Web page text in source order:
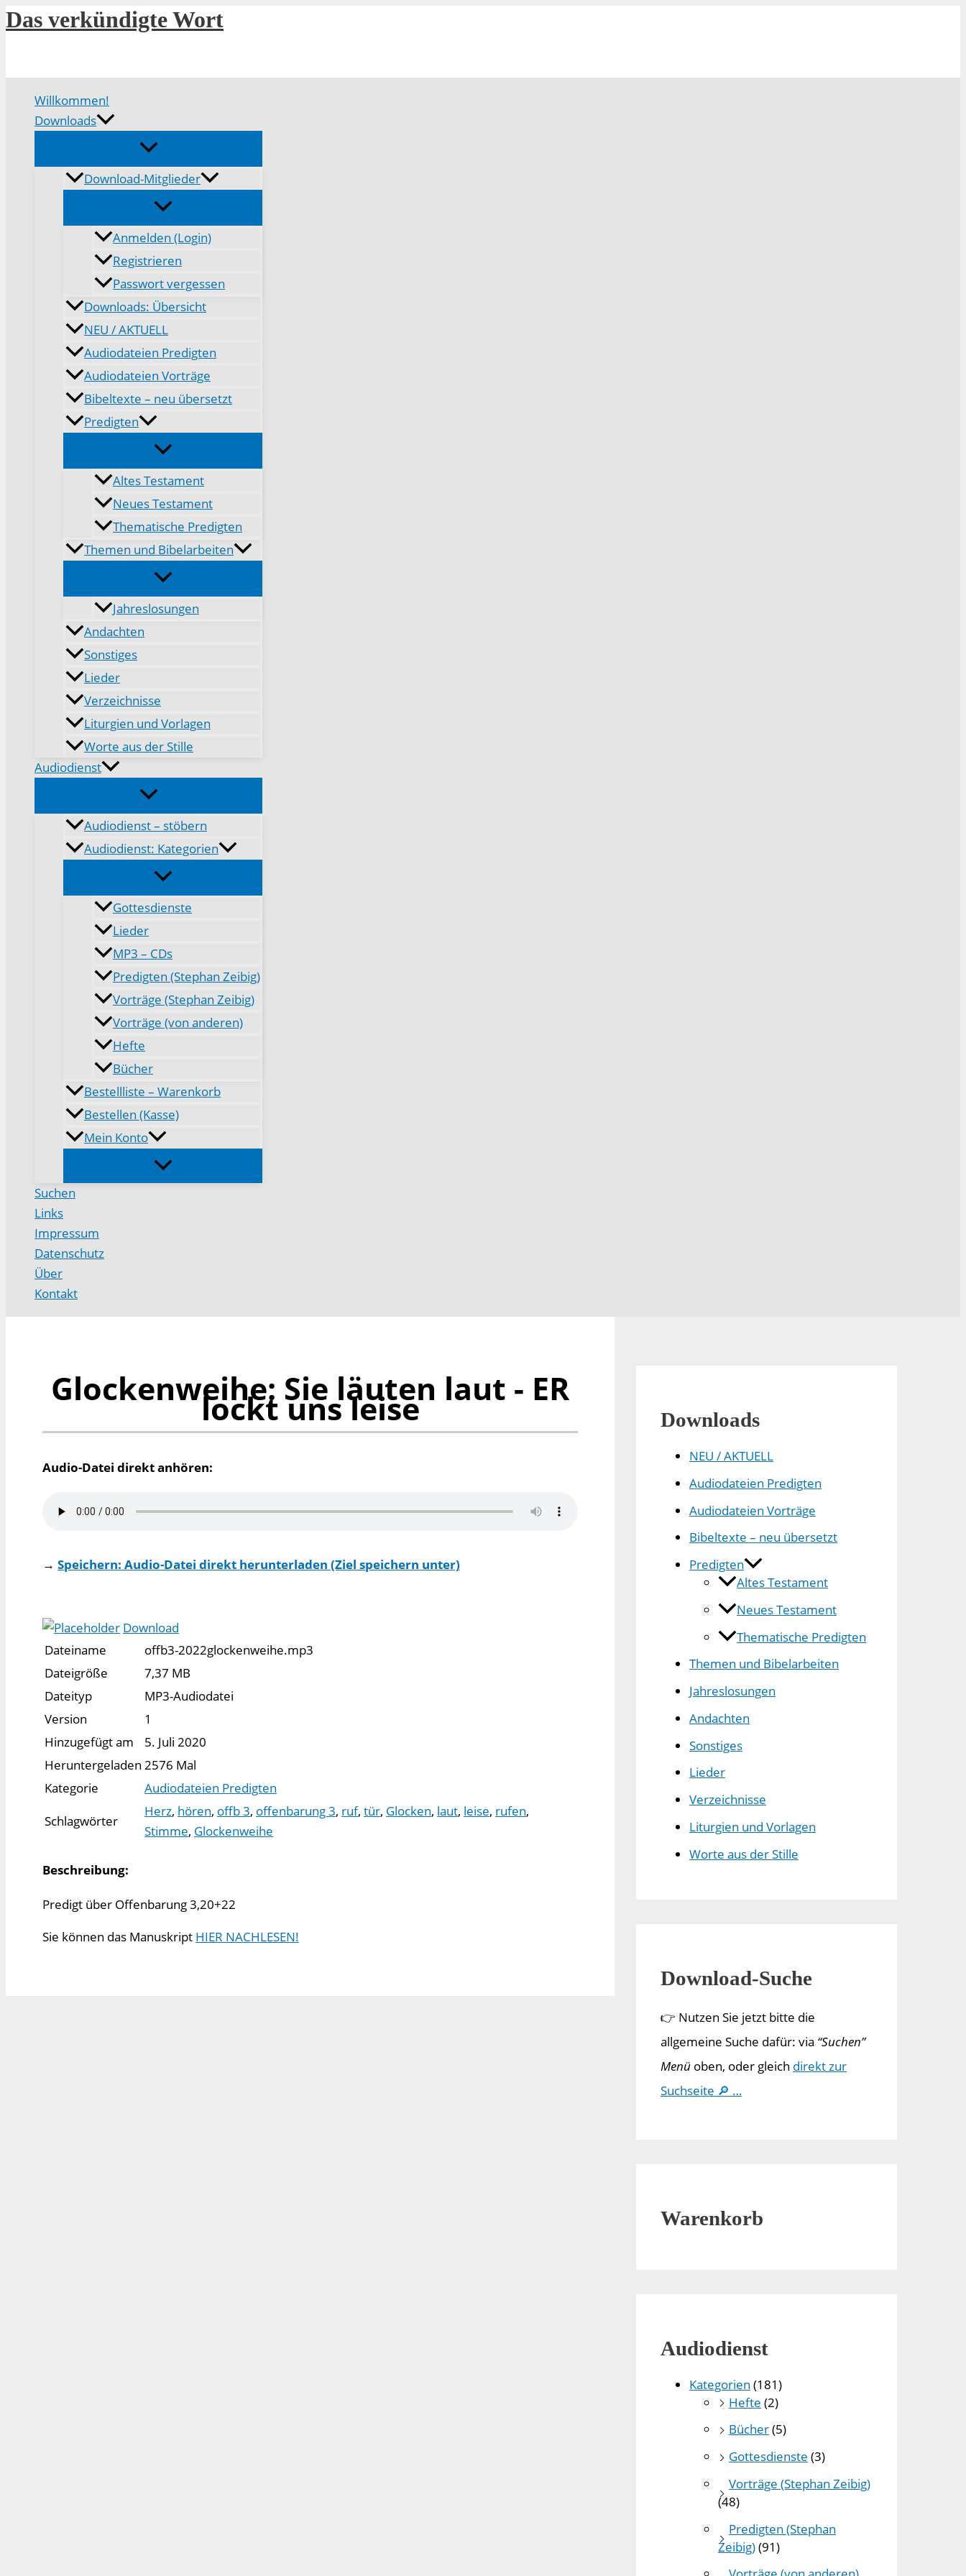
Zum
Inhalt
Das verkündigte Wort
Willkommen!
Downloads
Download-Mitglieder
Anmelden (Login)
Registrieren
Passwort vergessen
Downloads: Übersicht
NEU / AKTUELL
Audiodateien Predigten
Audiodateien Vorträge
Bibeltexte – neu übersetzt
Predigten
Altes Testament
Neues Testament
Thematische Predigten
Themen und Bibelarbeiten
Jahreslosungen
Andachten
Sonstiges
Lieder
Verzeichnisse
Liturgien und Vorlagen
Worte aus der Stille
Audiodienst
Audiodienst – stöbern
Audiodienst: Kategorien
Gottesdienste
Lieder
MP3 – CDs
Predigten (Stephan Zeibig)
Vorträge (Stephan Zeibig)
Vorträge (von anderen)
Hefte
Bücher
Bestellliste – Warenkorb
Bestellen (Kasse)
Mein Konto
Suchen
Links
Impressum
Datenschutz
Über
Kontakt
Glockenweihe: Sie läuten laut - ER
lockt uns leise
Audio-Datei direkt anhören:
→ Speichern: Audio-Datei direkt herunterladen (Ziel speichern unter)
Download
Dateiname
offb3-2022glockenweihe.mp3
Dateigröße
7,37 MB
Dateityp
MP3-Audiodatei
Version
1
Hinzugefügt am
5. Juli 2020
Heruntergeladen 2576 Mal
Kategorie
Audiodateien Predigten
Schlagwörter
Herz, hören, offb 3, offenbarung 3, ruf, tür, Glocken, laut, leise, rufen,
Stimme, Glockenweihe
Beschreibung:
Predigt über Offenbarung 3,20+22
Sie können das Manuskript HIER NACHLESEN!
Downloads
NEU / AKTUELL
Audiodateien Predigten
Audiodateien Vorträge
Bibeltexte – neu übersetzt
Predigten
Altes Testament
Neues Testament
Thematische Predigten
Themen und Bibelarbeiten
Jahreslosungen
Andachten
Sonstiges
Lieder
Verzeichnisse
Liturgien und Vorlagen
Worte aus der Stille
Download-Suche
👉 Nutzen Sie jetzt bitte die
allgemeine Suche dafür: via “Suchen”
Menü oben, oder gleich direkt zur
Suchseite 🔎 …
Warenkorb
Audiodienst
Kategorien (181)
Hefte (2)
Bücher(5)
Gottesdienste (3)
Vorträge (Stephan Zeibig)
(48)
Predigten (Stephan
Zeibig)(91)